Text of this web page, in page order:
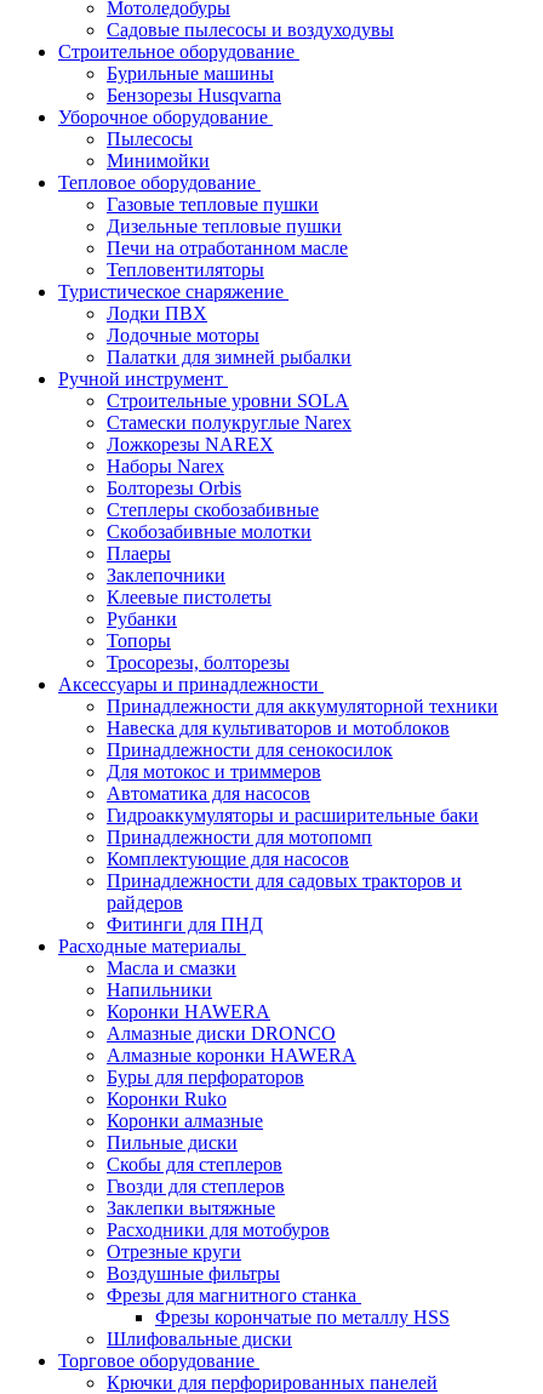
Мотоледобуры
Садовые пылесосы и воздуходувы
Строительное оборудование
Бурильные машины
Бензорезы Husqvarna
Уборочное оборудование
Пылесосы
Минимойки
Тепловое оборудование
Газовые тепловые пушки
Дизельные тепловые пушки
Печи на отработанном масле
Тепловентиляторы
Туристическое снаряжение
Лодки ПВХ
Лодочные моторы
Палатки для зимней рыбалки
Ручной инструмент
Строительные уровни SOLA
Стамески полукруглые Narex
Ложкорезы NAREX
Наборы Narex
Болторезы Orbis
Степлеры скобозабивные
Скобозабивные молотки
Плаеры
Заклепочники
Клеевые пистолеты
Рубанки
Топоры
Тросорезы, болторезы
Аксессуары и принадлежности
Принадлежности для аккумуляторной техники
Навеска для культиваторов и мотоблоков
Принадлежности для сенокосилок
Для мотокос и триммеров
Автоматика для насосов
Гидроаккумуляторы и расширительные баки
Принадлежности для мотопомп
Комплектующие для насосов
Принадлежности для садовых тракторов и
райдеров
Фитинги для ПНД
Расходные материалы
Масла и смазки
Напильники
Коронки HAWERA
Алмазные диски DRONCO
Алмазные коронки HAWERA
Буры для перфораторов
Коронки Ruko
Коронки алмазные
Пильные диски
Скобы для степлеров
Гвозди для степлеров
Заклепки вытяжные
Расходники для мотобуров
Отрезные круги
Воздушные фильтры
Фрезы для магнитного станка
Фрезы корончатые по металлу HSS
Шлифовальные диски
Торговое оборудование
Крючки для перфорированных панелей